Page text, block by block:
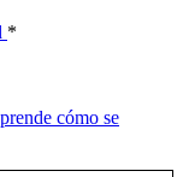
*
cómo se